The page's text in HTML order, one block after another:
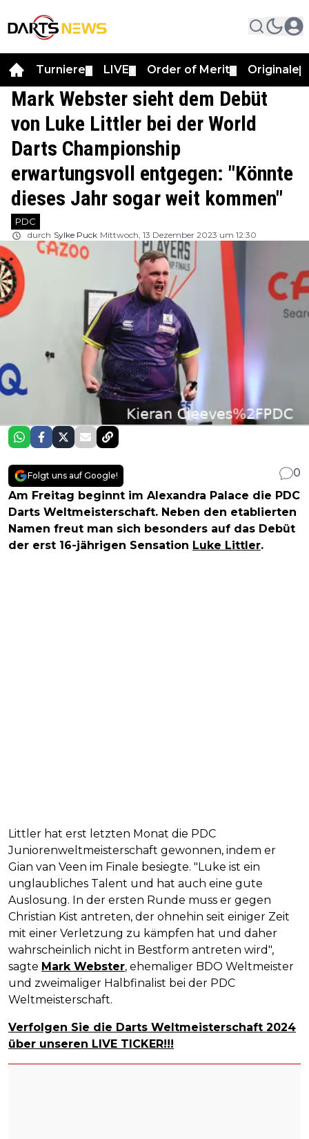
Turniere LIVE Order of Merit Originale
Mark Webster sieht dem Debüt
von Luke Littler bei der World
Darts Championship
erwartungsvoll entgegen: "Könnte
dieses Jahr sogar weit kommen"
PDC
durch Sylke Puck Mittwoch, 13 Dezember 2023 um 12:30
Folgt uns auf Google!
0
Am Freitag beginnt im Alexandra Palace die PDC
Darts Weltmeisterschaft. Neben den etablierten
Namen freut man sich besonders auf das Debüt
der erst 16-jährigen Sensation Luke Littler.
Littler hat erst letzten Monat die PDC
Juniorenweltmeisterschaft gewonnen, indem er
Gian van Veen im Finale besiegte. "Luke ist ein
unglaubliches Talent und hat auch eine gute
Auslosung. In der ersten Runde muss er gegen
Christian Kist antreten, der ohnehin seit einiger Zeit
mit einer Verletzung zu kämpfen hat und daher
wahrscheinlich nicht in Bestform antreten wird",
sagte Mark Webster, ehemaliger BDO Weltmeister
und zweimaliger Halbfinalist bei der PDC
Weltmeisterschaft.
Verfolgen Sie die Darts Weltmeisterschaft 2024
über unseren LIVE TICKER!!!